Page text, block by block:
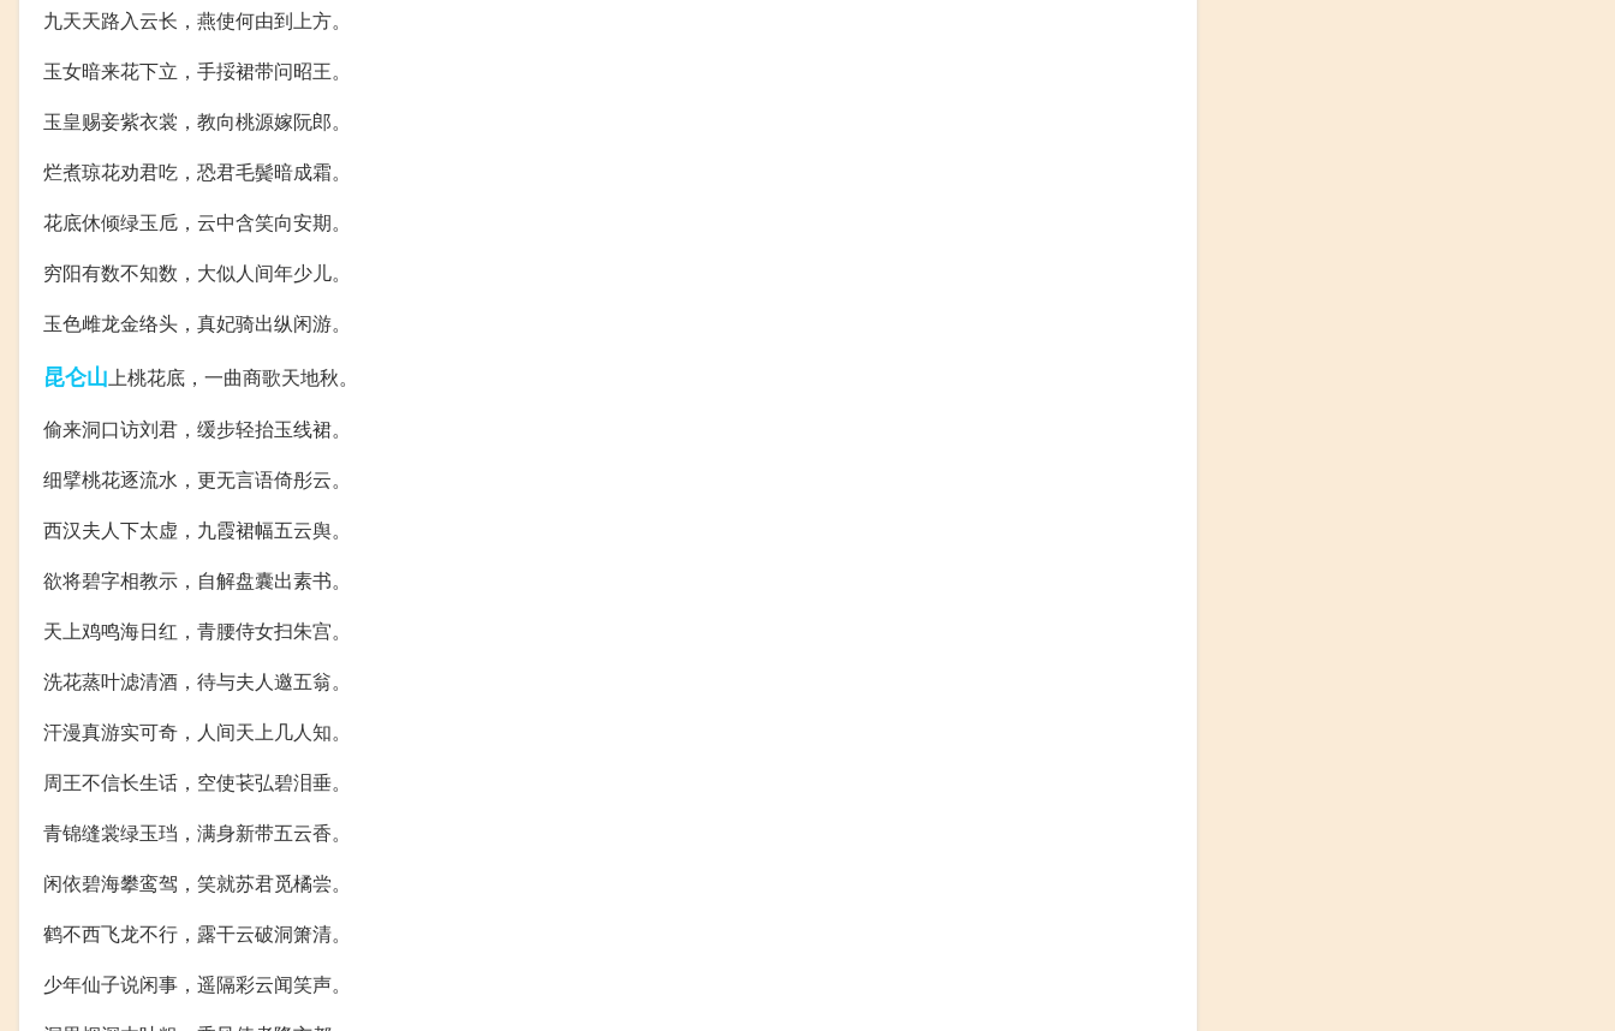
九天天路入云长，燕使何由到上方。
玉女暗来花下立，手挼裙带问昭王。
玉皇赐妾紫衣裳，教向桃源嫁阮郎。
烂煮琼花劝君吃，恐君毛鬓暗成霜。
花底休倾绿玉卮，云中含笑向安期。
穷阳有数不知数，大似人间年少儿。
玉色雌龙金络头，真妃骑出纵闲游。
昆仑山上桃花底，一曲商歌天地秋。
偷来洞口访刘君，缓步轻抬玉线裙。
细擘桃花逐流水，更无言语倚彤云。
西汉夫人下太虚，九霞裙幅五云舆。
欲将碧字相教示，自解盘囊出素书。
天上鸡鸣海日红，青腰侍女扫朱宫。
洗花蒸叶滤清酒，待与夫人邀五翁。
汗漫真游实可奇，人间天上几人知。
周王不信长生话，空使苌弘碧泪垂。
青锦缝裳绿玉珰，满身新带五云香。
闲依碧海攀鸾驾，笑就苏君觅橘尝。
鹤不西飞龙不行，露干云破洞箫清。
少年仙子说闲事，遥隔彩云闻笑声。